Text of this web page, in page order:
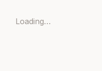
Loading…